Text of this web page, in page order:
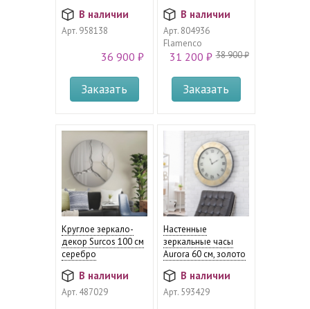
В наличии
Арт.958138
36 900 ₽
Заказать
В наличии
Арт.804936
Flamenco
38 900 ₽
31 200 ₽
Заказать
Круглое зеркало-
декор Surcos 100 см
серебро
В наличии
Арт.487029
Настенные
зеркальные часы
Aurora 60 см, золото
В наличии
Арт.593429